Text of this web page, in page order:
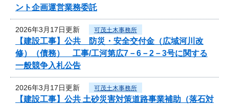
ント企画運営業務委託
2026年3月17日更新 可茂土木事務所
【建設工事】公共 防災・安全交付金（広域河川改
修）（債務） 工事/工河第広7－6－2－3号に関する
一般競争入札公告
2026年3月17日更新 可茂土木事務所
【建設工事】公共 土砂災害対策道路事業補助（落石対